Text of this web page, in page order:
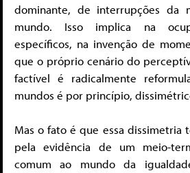
dominante, de interrupções da
mundo. Isso implica na
específicos, na invenção de
que o próprio cenário do
factível é radicalmente
mundos é por princípio,
Mas o fato é que essa dissimetria
pela evidência de um meio-
comum ao mundo da